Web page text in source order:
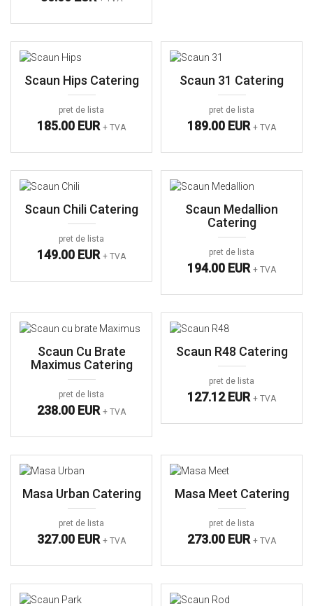
Scaun Hips Catering
pret de lista
185.00 EUR + TVA
Scaun 31 Catering
pret de lista
189.00 EUR + TVA
Scaun Chili Catering
pret de lista
149.00 EUR + TVA
Scaun Medallion
Catering
pret de lista
194.00 EUR + TVA
Scaun Cu Brate
Maximus Catering
pret de lista
238.00 EUR + TVA
Scaun R48 Catering
pret de lista
127.12 EUR + TVA
Masa Urban Catering
pret de lista
327.00 EUR + TVA
Masa Meet Catering
pret de lista
273.00 EUR + TVA